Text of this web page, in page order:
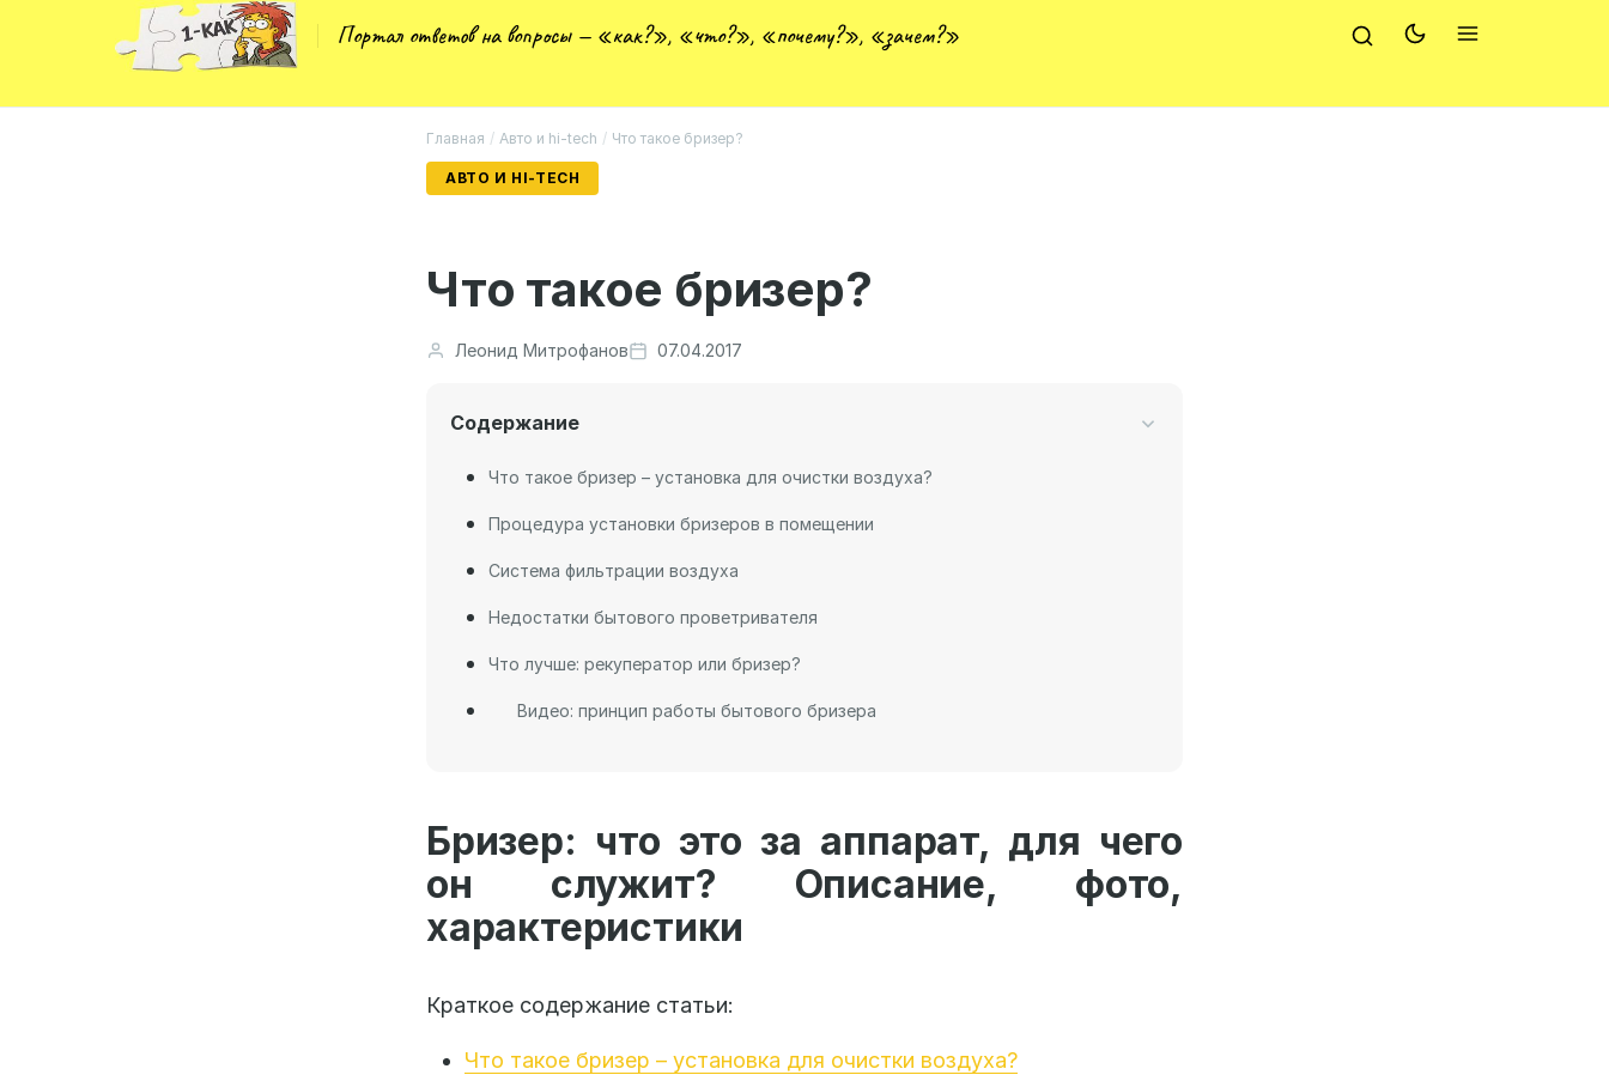
Портал ответов на вопросы — «как?», «что?», «почему?», «зачем?»
Главная / Авто и hi-tech / Что такое бризер?
АВТО И HI-TECH
Что такое бризер?
Леонид Митрофанов 07.04.2017
Содержание
Что такое бризер – установка для очистки воздуха?
Процедура установки бризеров в помещении
Система фильтрации воздуха
Недостатки бытового проветривателя
Что лучше: рекуператор или бризер?
Видео: принцип работы бытового бризера
Бризер: что это за аппарат, для чего
он служит? Описание, фото,
характеристики
Краткое содержание статьи:
Что такое бризер – установка для очистки воздуха?